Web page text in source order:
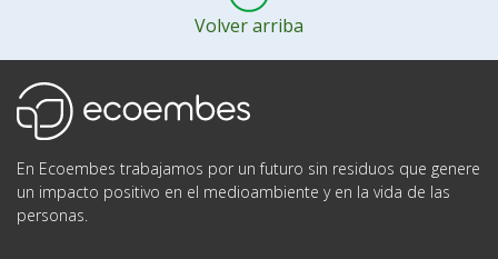
Volver arriba
En Ecoembes trabajamos por un futuro sin residuos que genere
un impacto positivo en el medioambiente y en la vida de las
personas.